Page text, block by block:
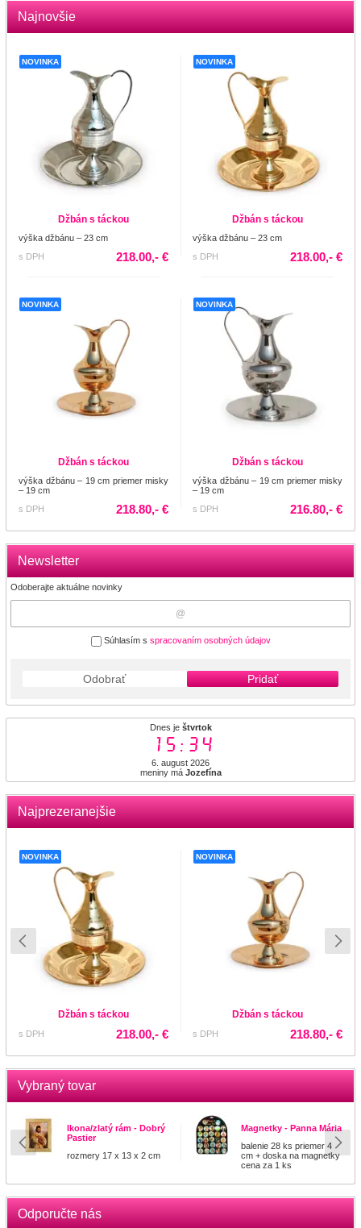
Newsletter
Odoberajte aktuálne novinky
Súhlasím s spracovaním osobných údajov
Odobrať Pridať
Dnes je štvrtok
15:34
6. august 2026
meniny má Jozefína
Najprezeranejšie
NOVINKA
Džbán s táckou
s DPH 218.00,- €
NOVINKA
Džbán s táckou
s DPH 218.80,- €
Vybraný tovar
Ikona/zlatý rám - Dobrý
Pastier
rozmery 17 x 13 x 2 cm
Magnetky - Panna Mária
balenie 28 ks priemer 4
cm + doska na magnetky
cena za 1 ks
Odporučte nás
Najnovšie
NOVINKA
Džbán s táckou
výška džbánu – 23 cm
s DPH
218.00,- €
NOVINKA
Džbán s táckou
výška džbánu – 23 cm
s DPH
218.00,- €
NOVINKA
Džbán s táckou
výška džbánu – 19 cm priemer misky
– 19 cm
s DPH
218.80,- €
NOVINKA
Džbán s táckou
výška džbánu – 19 cm priemer misky
– 19 cm
s DPH
216.80,- €